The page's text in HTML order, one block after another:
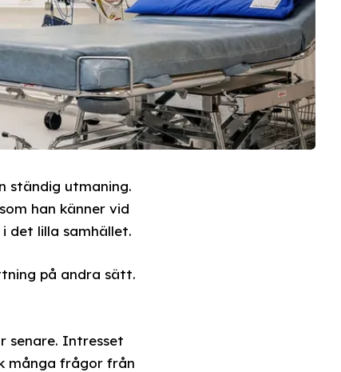
ständig utmaning.
han känner vid
det lilla samhället.
på andra sätt.
senare. Intresset
många frågor från